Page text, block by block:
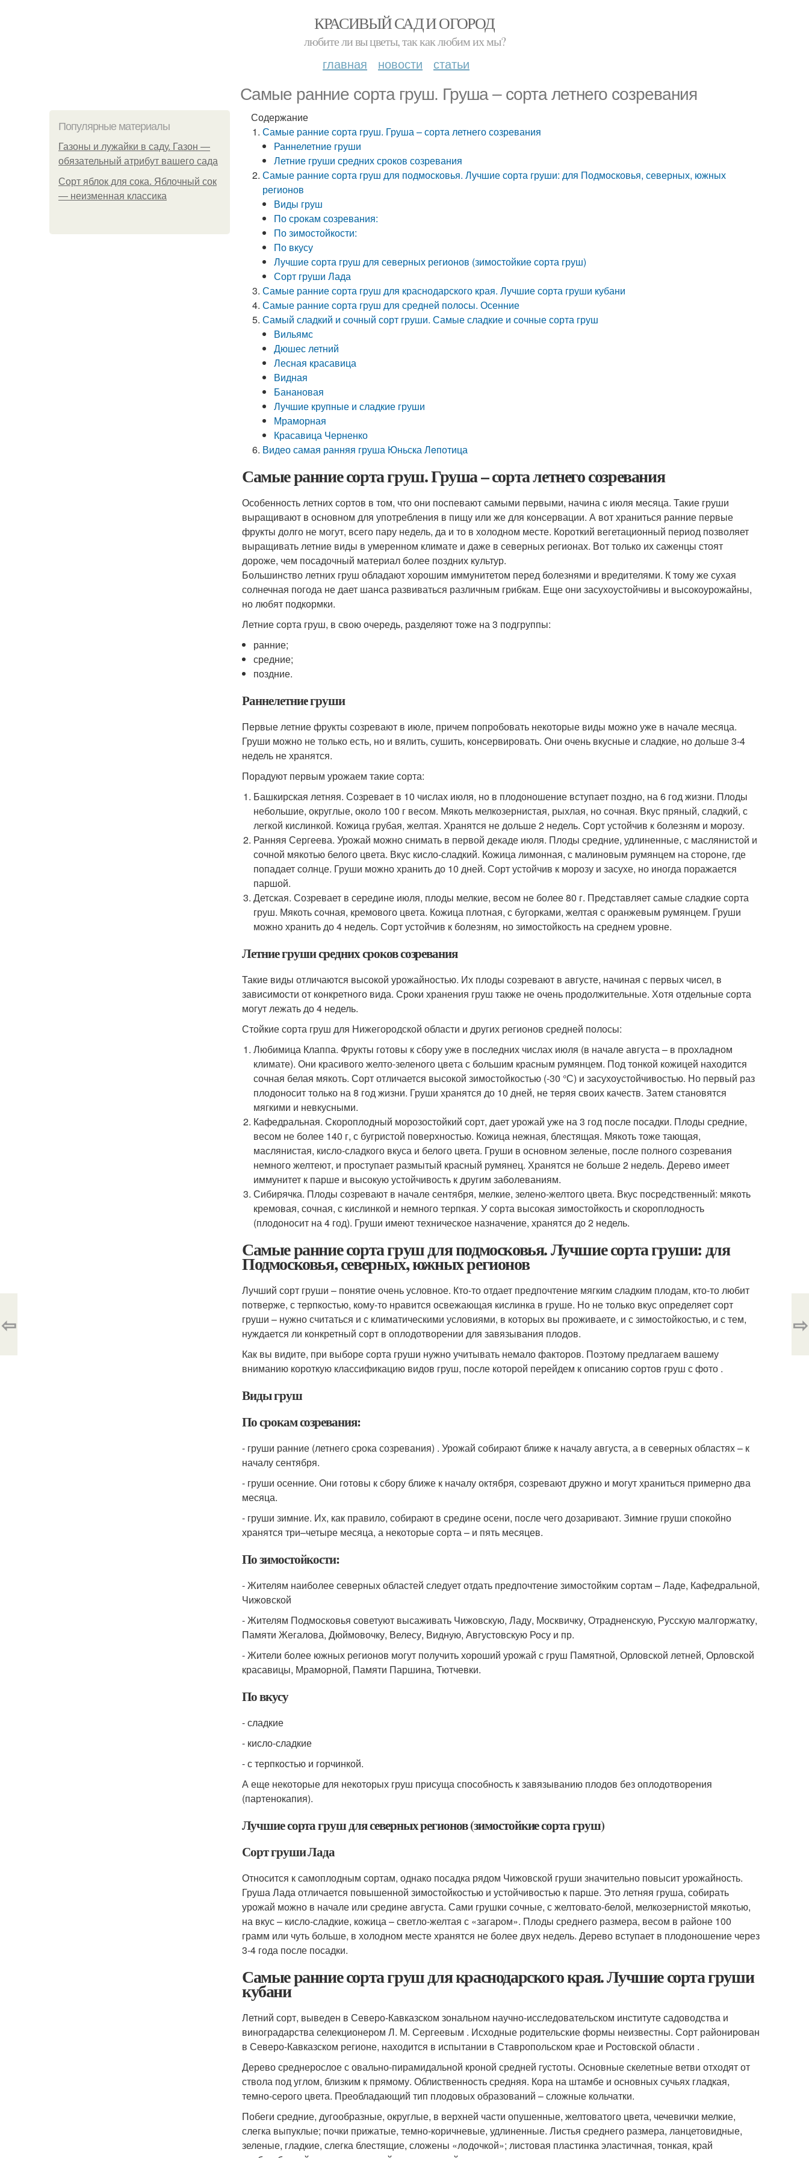
КРАСИВЫЙ САД И ОГОРОД
любите ли вы цветы, так как любим их мы?
главная новости статьи
Самые ранние сорта груш. Груша – сорта летнего созревания
Популярные материалы
Газоны и лужайки в саду. Газон —
обязательный атрибут вашего сада
Сорт яблок для сока. Яблочный сок
— неизменная классика
Содержание
Самые ранние сорта груш. Груша – сорта летнего созревания
Раннелетние груши
Летние груши средних сроков созревания
Самые ранние сорта груш для подмосковья. Лучшие сорта груши: для Подмосковья, северных, южных
регионов
Виды груш
По срокам созревания:
По зимостойкости:
По вкусу
Лучшие сорта груш для северных регионов (зимостойкие сорта груш)
Сорт груши Лада
Самые ранние сорта груш для краснодарского края. Лучшие сорта груши кубани
Самые ранние сорта груш для средней полосы. Осенние
Самый сладкий и сочный сорт груши. Самые сладкие и сочные сорта груш
Вильямс
Дюшес летний
Лесная красавица
Видная
Банановая
Лучшие крупные и сладкие груши
Мраморная
Красавица Черненко
Видео самая ранняя груша Юньска Лeпотица
Самые ранние сорта груш. Груша – сорта летнего созревания
Особенность летних сортов в том, что они поспевают самыми первыми, начина с июля месяца. Такие груши
выращивают в основном для употребления в пищу или же для консервации. А вот храниться ранние первые
фрукты долго не могут, всего пару недель, да и то в холодном месте. Короткий вегетационный период позволяет
выращивать летние виды в умеренном климате и даже в северных регионах. Вот только их саженцы стоят
дороже, чем посадочный материал более поздних культур.
Большинство летних груш обладают хорошим иммунитетом перед болезнями и вредителями. К тому же сухая
солнечная погода не дает шанса развиваться различным грибкам. Еще они засухоустойчивы и высокоурожайны,
но любят подкормки.
Летние сорта груш, в свою очередь, разделяют тоже на 3 подгруппы:
ранние;
средние;
поздние.
Раннелетние груши
Первые летние фрукты созревают в июле, причем попробовать некоторые виды можно уже в начале месяца.
Груши можно не только есть, но и вялить, сушить, консервировать. Они очень вкусные и сладкие, но дольше 3-4
недель не хранятся.
Порадуют первым урожаем такие сорта:
Башкирская летняя. Созревает в 10 числах июля, но в плодоношение вступает поздно, на 6 год жизни. Плоды
небольшие, округлые, около 100 г весом. Мякоть мелкозернистая, рыхлая, но сочная. Вкус пряный, сладкий, с
легкой кислинкой. Кожица грубая, желтая. Хранятся не дольше 2 недель. Сорт устойчив к болезням и морозу.
Ранняя Сергеева. Урожай можно снимать в первой декаде июля. Плоды средние, удлиненные, с маслянистой и
сочной мякотью белого цвета. Вкус кисло-сладкий. Кожица лимонная, с малиновым румянцем на стороне, где
попадает солнце. Груши можно хранить до 10 дней. Сорт устойчив к морозу и засухе, но иногда поражается
паршой.
Детская. Созревает в середине июля, плоды мелкие, весом не более 80 г. Представляет самые сладкие сорта
груш. Мякоть сочная, кремового цвета. Кожица плотная, с бугорками, желтая с оранжевым румянцем. Груши
можно хранить до 4 недель. Сорт устойчив к болезням, но зимостойкость на среднем уровне.
Летние груши средних сроков созревания
Такие виды отличаются высокой урожайностью. Их плоды созревают в августе, начиная с первых чисел, в
зависимости от конкретного вида. Сроки хранения груш также не очень продолжительные. Хотя отдельные сорта
могут лежать до 4 недель.
Стойкие сорта груш для Нижегородской области и других регионов средней полосы:
Любимица Клаппа. Фрукты готовы к сбору уже в последних числах июля (в начале августа – в прохладном
климате). Они красивого желто-зеленого цвета с большим красным румянцем. Под тонкой кожицей находится
сочная белая мякоть. Сорт отличается высокой зимостойкостью (-30 °С) и засухоустойчивостью. Но первый раз
плодоносит только на 8 год жизни. Груши хранятся до 10 дней, не теряя своих качеств. Затем становятся
мягкими и невкусными.
Кафедральная. Скороплодный морозостойкий сорт, дает урожай уже на 3 год после посадки. Плоды средние,
весом не более 140 г, с бугристой поверхностью. Кожица нежная, блестящая. Мякоть тоже тающая,
маслянистая, кисло-сладкого вкуса и белого цвета. Груши в основном зеленые, после полного созревания
немного желтеют, и проступает размытый красный румянец. Хранятся не больше 2 недель. Дерево имеет
иммунитет к парше и высокую устойчивость к другим заболеваниям.
Сибирячка. Плоды созревают в начале сентября, мелкие, зелено-желтого цвета. Вкус посредственный: мякоть
кремовая, сочная, с кислинкой и немного терпкая. У сорта высокая зимостойкость и скороплодность
(плодоносит на 4 год). Груши имеют техническое назначение, хранятся до 2 недель.
Самые ранние сорта груш для подмосковья. Лучшие сорта груши: для
Подмосковья, северных, южных регионов
Лучший сорт груши – понятие очень условное. Кто-то отдает предпочтение мягким сладким плодам, кто-то любит
потверже, с терпкостью, кому-то нравится освежающая кислинка в груше. Но не только вкус определяет сорт
груши – нужно считаться и с климатическими условиями, в которых вы проживаете, и с зимостойкостью, и с тем,
нуждается ли конкретный сорт в оплодотворении для завязывания плодов.
Как вы видите, при выборе сорта груши нужно учитывать немало факторов. Поэтому предлагаем вашему
вниманию короткую классификацию видов груш, после которой перейдем к описанию сортов груш с фото .
Виды груш
По срокам созревания:
- груши ранние (летнего срока созревания) . Урожай собирают ближе к началу августа, а в северных областях – к
началу сентября.
- груши осенние. Они готовы к сбору ближе к началу октября, созревают дружно и могут храниться примерно два
месяца.
- груши зимние. Их, как правило, собирают в средине осени, после чего дозаривают. Зимние груши спокойно
хранятся три–четыре месяца, а некоторые сорта – и пять месяцев.
По зимостойкости:
- Жителям наиболее северных областей следует отдать предпочтение зимостойким сортам – Ладе, Кафедральной,
Чижовской
- Жителям Подмосковья советуют высаживать Чижовскую, Ладу, Москвичку, Отрадненскую, Русскую малгоржатку,
Памяти Жегалова, Дюймовочку, Велесу, Видную, Августовскую Росу и пр.
- Жители более южных регионов могут получить хороший урожай с груш Памятной, Орловской летней, Орловской
красавицы, Мраморной, Памяти Паршина, Тютчевки.
По вкусу
- сладкие
- кисло-сладкие
- с терпкостью и горчинкой.
А еще некоторые для некоторых груш присуща способность к завязыванию плодов без оплодотворения
(партенокапия).
Лучшие сорта груш для северных регионов (зимостойкие сорта груш)
Сорт груши Лада
Относится к самоплодным сортам, однако посадка рядом Чижовской груши значительно повысит урожайность.
Груша Лада отличается повышенной зимостойкостью и устойчивостью к парше. Это летняя груша, собирать
урожай можно в начале или средине августа. Сами грушки сочные, с желтовато-белой, мелкозернистой мякотью,
на вкус – кисло-сладкие, кожица – светло-желтая с «загаром». Плоды среднего размера, весом в районе 100
грамм или чуть больше, в холодном месте хранятся не более двух недель. Дерево вступает в плодоношение через
3-4 года после посадки.
Самые ранние сорта груш для краснодарского края. Лучшие сорта груши
кубани
Летний сорт, выведен в Северо-Кавказском зональном научно-исследовательском институте садоводства и
виноградарства селекционером Л. М. Сергеевым . Исходные родительские формы неизвестны. Сорт районирован
в Северо-Кавказском регионе, находится в испытании в Ставропольском крае и Ростовской области .
Дерево среднерослое с овально-пирамидальной кроной средней густоты. Основные скелетные ветви отходят от
ствола под углом, близким к прямому. Облиственность средняя. Кора на штамбе и основных сучьях гладкая,
темно-серого цвета. Преобладающий тип плодовых образований – сложные кольчатки.
Побеги средние, дугообразные, округлые, в верхней части опушенные, жел­товатого цвета, чечевички мелкие,
слегка выпуклые; почки прижатые, темно-коричневые, удлиненные. Листья среднего размера, ланцетовидные,
зеленые, гладкие, слегка блестящие, сложены «лодочкой»; листовая пластинка эластичная, тонкая, край
⇦ ⇨